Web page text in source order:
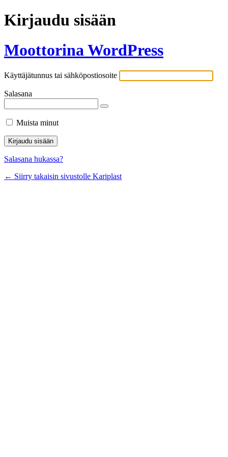
Kirjaudu sisään
Moottorina WordPress
Käyttäjätunnus tai sähköpostiosoite
Salasana
Muista minut
Salasana hukassa?
← Siirry takaisin sivustolle Kariplast